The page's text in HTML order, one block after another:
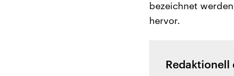
bezeichnet
hervor.